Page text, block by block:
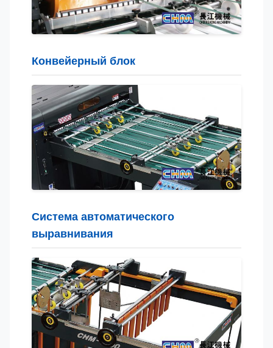
Конвейерный блок
Система автоматического
выравнивания